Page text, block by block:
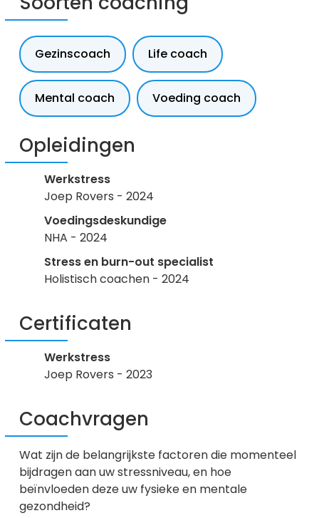
Gezinscoach Life coach
Mental coach Voeding coach
Opleidingen
Werkstress
Joep Rovers - 2024
Voedingsdeskundige
NHA - 2024
Stress en burn-out specialist
Holistisch coachen - 2024
Certificaten
Werkstress
Joep Rovers - 2023
Coachvragen
Wat zijn de belangrijkste factoren die momenteel
bijdragen aan uw stressniveau, en hoe
beïnvloeden deze uw fysieke en mentale
gezondheid?